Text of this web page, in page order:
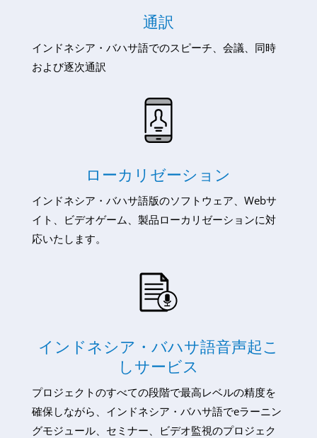
通訳
インドネシア・バハサ語でのスピーチ、会議、同時
および逐次通訳
ローカリゼーション
インドネシア・バハサ語版のソフトウェア、Webサ
イト、ビデオゲーム、製品ローカリゼーションに対
応いたします。
インドネシア・バハサ語音声起こ
しサービス
プロジェクトのすべての段階で最高レベルの精度を
確保しながら、インドネシア・バハサ語でeラーニン
グモジュール、セミナー、ビデオ監視のプロジェク